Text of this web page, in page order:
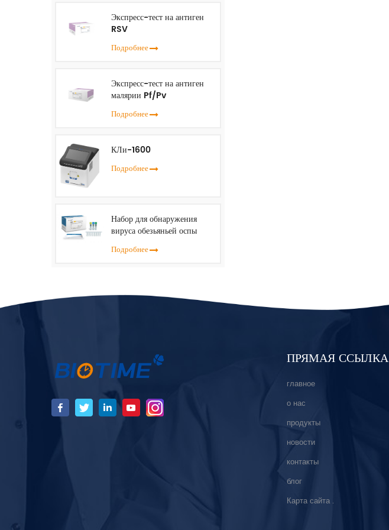
Экспресс-тест на антиген
RSV
Подробнее
Экспресс-тест на антиген
малярии Pf/Pv
Подробнее
КЛи-1600
Подробнее
Набор для обнаружения
вируса обезьяньей оспы
Подробнее
ПРЯМАЯ ССЫЛКА
главное
о нас
продукты
новости
контакты
блог
Карта сайта .